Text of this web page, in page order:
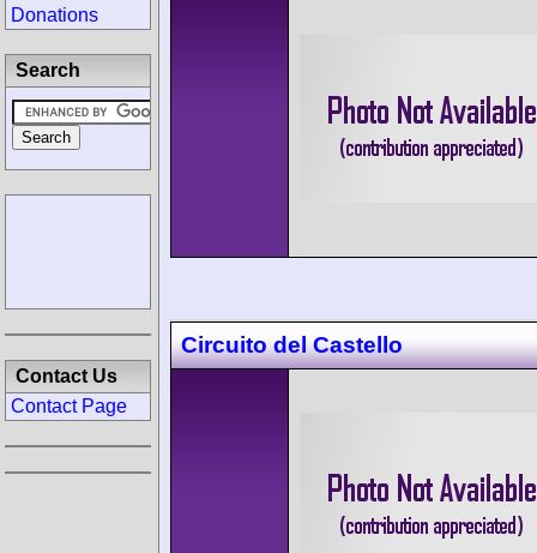
Circuito del Castello
Donations
Search
Contact Us
Contact Page